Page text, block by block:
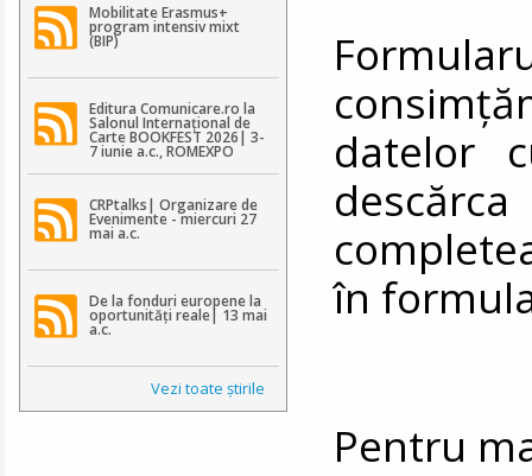
Mobilitate Erasmus+
program intensiv mixt
(BIP)
Editura Comunicare.ro la
Salonul Internațional de
Carte BOOKFEST 2026| 3-
7 iunie a.c., ROMEXPO
CRPtalks| Organizare de
Evenimente - miercuri 27
mai a.c.
De la fonduri europene la
oportunități reale| 13 mai
a.c.
Vezi toate ştirile
datelor
în
Pentru